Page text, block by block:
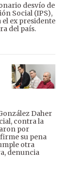
desvío de
Social (IPS),
ex presidente
del país.
Daher
contra la
por
su pena
otra
denuncia